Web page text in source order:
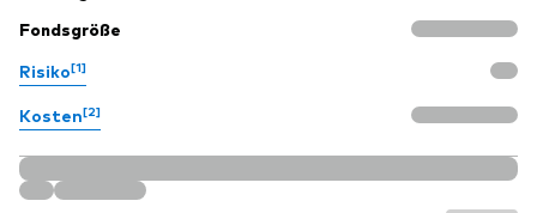
Fondsgröße
Risiko[1]
Kosten[2]